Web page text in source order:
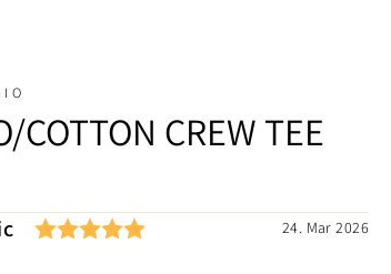
COTTON CREW TEE
Karakter: 5.0 av 5 mulige
Dato:
24. Mar 2026